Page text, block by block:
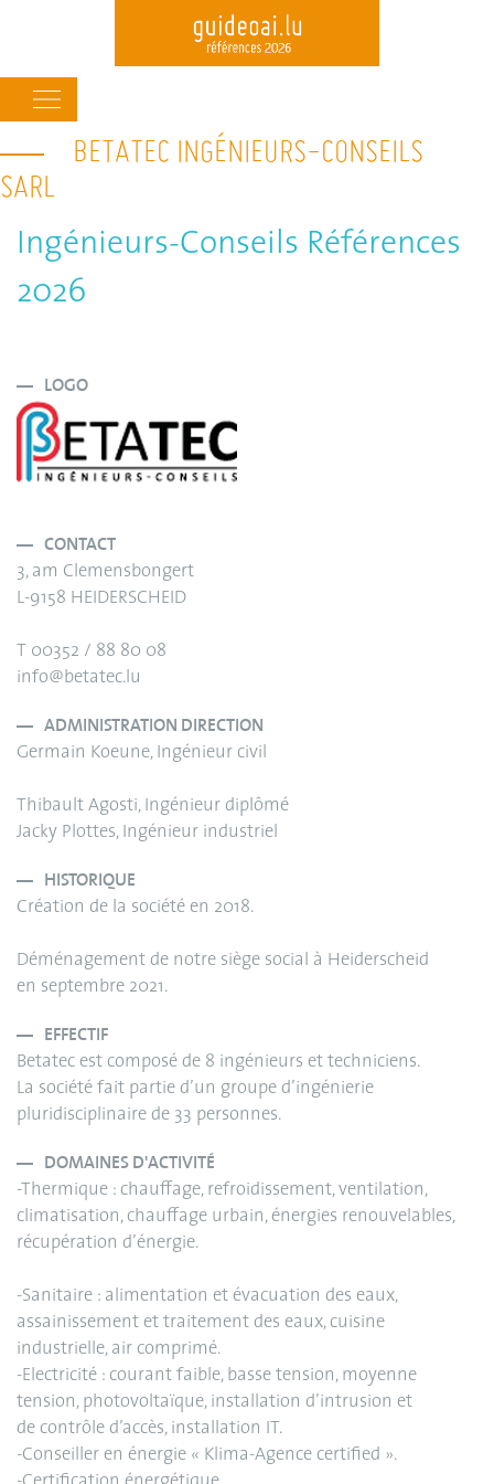
Skip
to
navigation
BETATEC INGÉNIEURS-CONSEILS
SARL
Ingénieurs-Conseils Références
2026
LOGO
CONTACT
3, am Clemensbongert
L-9158 HEIDERSCHEID
T 00352 / 88 80 08
info@betatec.lu
ADMINISTRATION DIRECTION
Germain Koeune, Ingénieur civil
Thibault Agosti, Ingénieur diplômé
Jacky Plottes, Ingénieur industriel
HISTORIQUE
Création de la société en 2018.
Déménagement de notre siège social à Heiderscheid
en septembre 2021.
EFFECTIF
Betatec est composé de 8 ingénieurs et techniciens.
La société fait partie d’un groupe d’ingénierie
pluridisciplinaire de 33 personnes.
DOMAINES D'ACTIVITÉ
-Thermique : chauffage, refroidissement, ventilation,
climatisation, chauffage urbain, énergies renouvelables,
récupération d’énergie.
-Sanitaire : alimentation et évacuation des eaux,
assainissement et traitement des eaux, cuisine
industrielle, air comprimé.
-Electricité : courant faible, basse tension, moyenne
tension, photovoltaïque, installation d’intrusion et
de contrôle d’accès, installation IT.
-Conseiller en énergie « Klima-Agence certified ».